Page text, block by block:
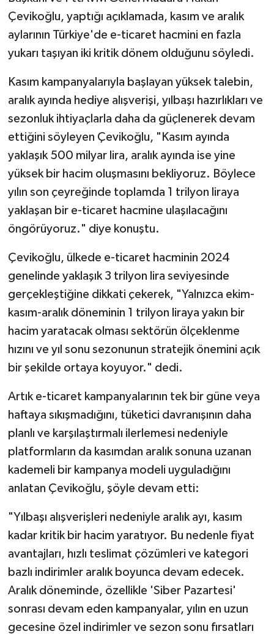
Çevikoğlu, yaptığı açıklamada, kasım ve aralık
aylarının Türkiye'de e-ticaret hacmini en fazla
yukarı taşıyan iki kritik dönem olduğunu söyledi.
Kasım kampanyalarıyla başlayan yüksek talebin,
aralık ayında hediye alışverişi, yılbaşı hazırlıkları ve
sezonluk ihtiyaçlarla daha da güçlenerek devam
ettiğini söyleyen Çevikoğlu, "Kasım ayında
yaklaşık 500 milyar lira, aralık ayında ise yine
yüksek bir hacim oluşmasını bekliyoruz. Böylece
yılın son çeyreğinde toplamda 1 trilyon liraya
yaklaşan bir e-ticaret hacmine ulaşılacağını
öngörüyoruz." diye konuştu.
Çevikoğlu, ülkede e-ticaret hacminin 2024
genelinde yaklaşık 3 trilyon lira seviyesinde
gerçekleştiğine dikkati çekerek, "Yalnızca ekim-
kasım-aralık döneminin 1 trilyon liraya yakın bir
hacim yaratacak olması sektörün ölçeklenme
hızını ve yıl sonu sezonunun stratejik önemini açık
bir şekilde ortaya koyuyor." dedi.
Artık e-ticaret kampanyalarının tek bir güne veya
haftaya sıkışmadığını, tüketici davranışının daha
planlı ve karşılaştırmalı ilerlemesi nedeniyle
platformların da kasımdan aralık sonuna uzanan
kademeli bir kampanya modeli uyguladığını
anlatan Çevikoğlu, şöyle devam etti:
"Yılbaşı alışverişleri nedeniyle aralık ayı, kasım
kadar kritik bir hacim yaratıyor. Bu nedenle fiyat
avantajları, hızlı teslimat çözümleri ve kategori
bazlı indirimler aralık boyunca devam edecek.
Aralık döneminde, özellikle 'Siber Pazartesi'
sonrası devam eden kampanyalar, yılın en uzun
gecesine özel indirimler ve sezon sonu fırsatları